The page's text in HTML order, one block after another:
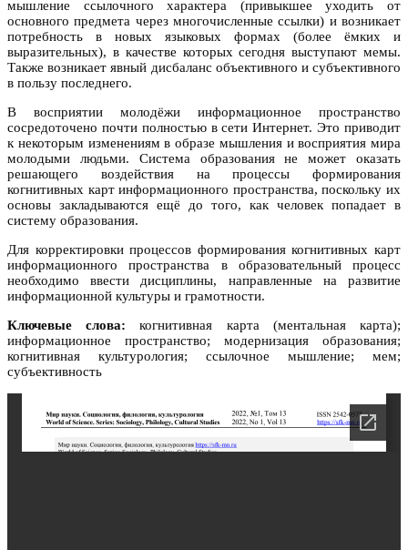
мышление ссылочного характера (привыкшее уходить от
основного предмета через многочисленные ссылки) и возникает
потребность в новых языковых формах (более ёмких и
выразительных), в качестве которых сегодня выступают мемы.
Также возникает явный дисбаланс объективного и субъективного
в пользу последнего.
В восприятии молодёжи информационное пространство
сосредоточено почти полностью в сети Интернет. Это приводит
к некоторым изменениям в образе мышления и восприятия мира
молодыми людьми. Система образования не может оказать
решающего воздействия на процессы формирования
когнитивных карт информационного пространства, поскольку их
основы закладываются ещё до того, как человек попадает в
систему образования.
Для корректировки процессов формирования когнитивных карт
информационного пространства в образовательный процесс
необходимо ввести дисциплины, направленные на развитие
информационной культуры и грамотности.
Ключевые слова: когнитивная карта (ментальная карта);
информационное пространство; модернизация образования;
когнитивная культурология; ссылочное мышление; мем;
субъективность